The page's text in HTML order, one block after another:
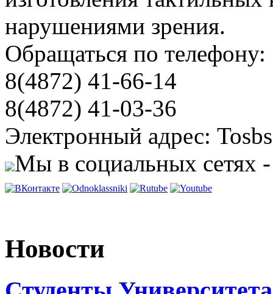
нарушениями зрения.
Обращаться по телефону:
8(4872) 41-66-14
8(4872) 41-03-36
Электронный адрес:
Мы в социальных сетях
Новости